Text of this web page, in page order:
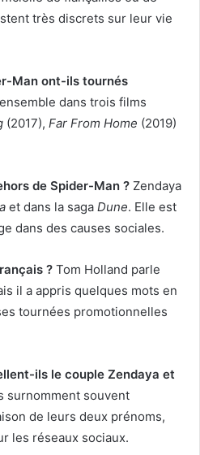
très discrets sur leur vie
Man ont-ils tournés
dans trois films
(2017), Far From Home (2019)
de Spider-Man ? Zendaya
et dans la saga Dune. Elle est
dans des causes sociales.
? Tom Holland parle
il a appris quelques mots en
tournées promotionnelles
ils le couple Zendaya et
surnomment souvent
de leurs deux prénoms,
les réseaux sociaux.